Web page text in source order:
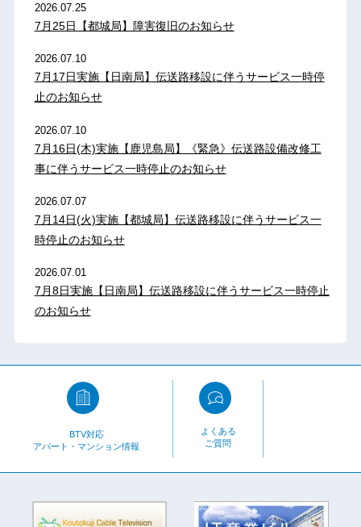
2026.07.25
7月25日【都城局】障害復旧のお知らせ
2026.07.10
7月17日実施【日南局】伝送路移設に伴うサービス一時停
止のお知らせ
2026.07.10
7月16日(木)実施【鹿児島局】《緊急》伝送路設備改修工
事に伴うサービス一時停止のお知らせ
2026.07.07
7月14日(火)実施【都城局】伝送路移設に伴うサービス一
時停止のお知らせ
2026.07.01
7月8日実施【日南局】伝送路移設に伴うサービス一時停止
のお知らせ
BTV対応
アパート・マンション情報
よくある
ご質問